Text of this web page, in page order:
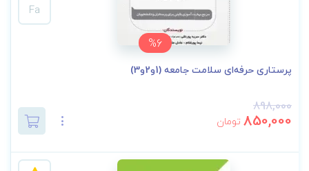
%6
Fa
پرستاری حرفه‌ای سلامت جامعه (1و2و3)
898,000
850,000 تومان